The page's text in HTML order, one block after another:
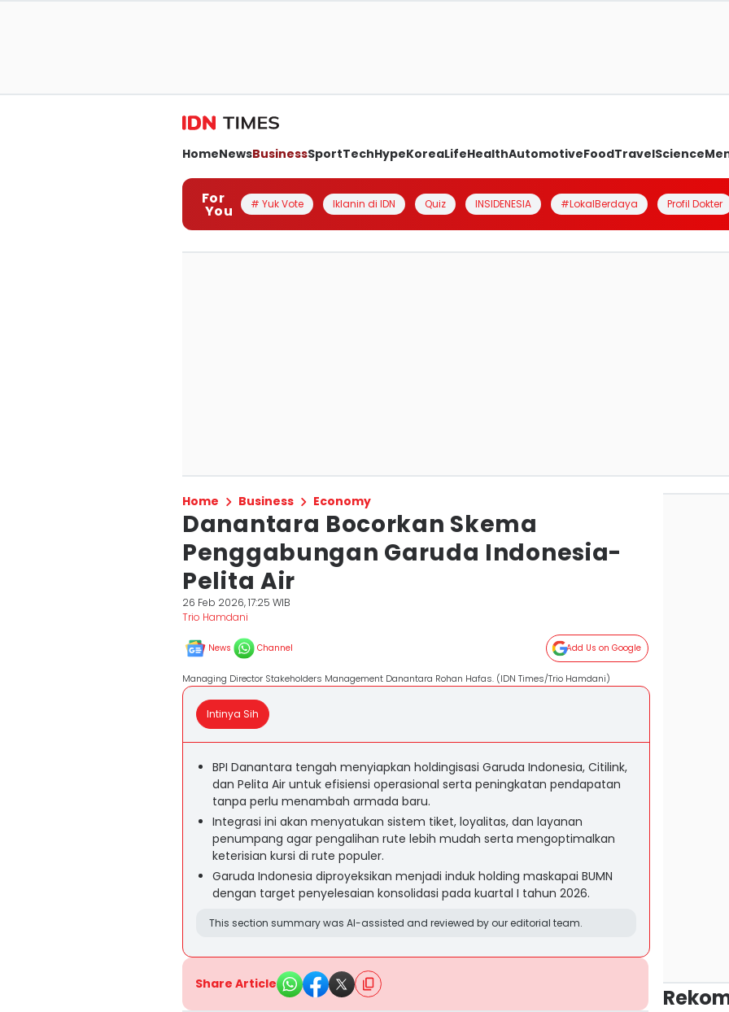
HomeNewsBusinessSportTechHypeKoreaLifeHealthAutomotiveFoodTravelScience
For
You # Yuk Vote Iklanin di IDN Quiz INSIDENESIA #LokalBerdaya Profil Dokter
Home Business Economy
Danantara Bocorkan Skema
Penggabungan Garuda Indonesia-
Pelita Air
26 Feb 2026, 17:25 WIB
Trio Hamdani
News Channel Add Us on Google
Managing Director Stakeholders Management Danantara Rohan Hafas. (IDN Times/Trio Hamdani)
Intinya Sih
BPI Danantara tengah menyiapkan holdingisasi Garuda Indonesia, Citilink,
dan Pelita Air untuk efisiensi operasional serta peningkatan pendapatan
tanpa perlu menambah armada baru.
Integrasi ini akan menyatukan sistem tiket, loyalitas, dan layanan
penumpang agar pengalihan rute lebih mudah serta mengoptimalkan
keterisian kursi di rute populer.
Garuda Indonesia diproyeksikan menjadi induk holding maskapai BUMN
dengan target penyelesaian konsolidasi pada kuartal I tahun 2026.
This section summary was AI-assisted and reviewed by our editorial team.
Share Article